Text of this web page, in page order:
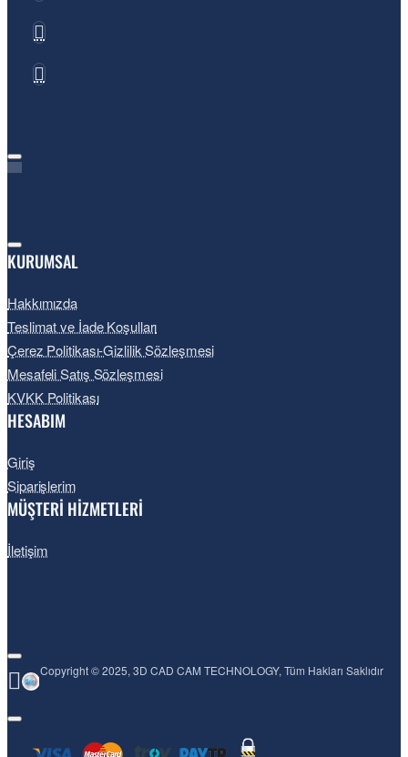
KURUMSAL
Hakkımızda
Teslimat ve İade Koşulları
Çerez Politikası-Gizlilik Sözleşmesi
Mesafeli Satış Sözleşmesi
KVKK Politikası
HESABIM
Giriş
Siparişlerim
MÜŞTERİ HİZMETLERİ
İletişim
Copyright © 2025, 3D CAD CAM TECHNOLOGY, Tüm Hakları Saklıdır